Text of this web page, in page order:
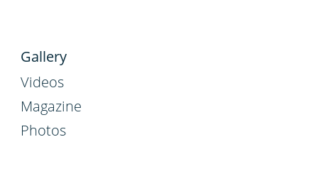
Gallery
Videos
Magazine
Photos